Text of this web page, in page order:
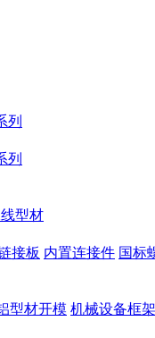
列
列
型材
接板 内置连接件 国标
型材开模 机械设备框架